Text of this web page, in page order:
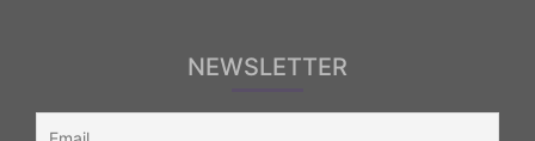
NEWSLETTER